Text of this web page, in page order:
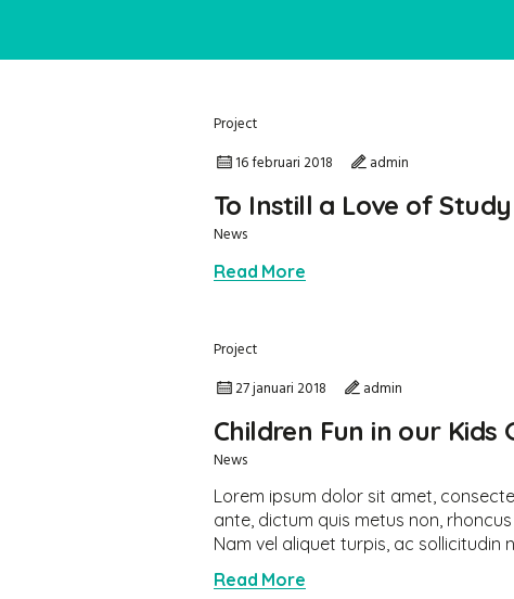
Project
16 februari 2018
admin
To Instill a Love of Study
News
Read More
Project
27 januari 2018
admin
Children Fun in our Kids
News
Lorem ipsum dolor sit amet,
ante, dictum quis metus non,
Nam vel aliquet turpis, ac sollicitudin
Read More